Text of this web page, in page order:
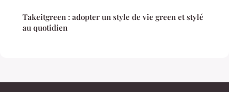
Takeitgreen : adopter un style de vie green et stylé
au quotidien